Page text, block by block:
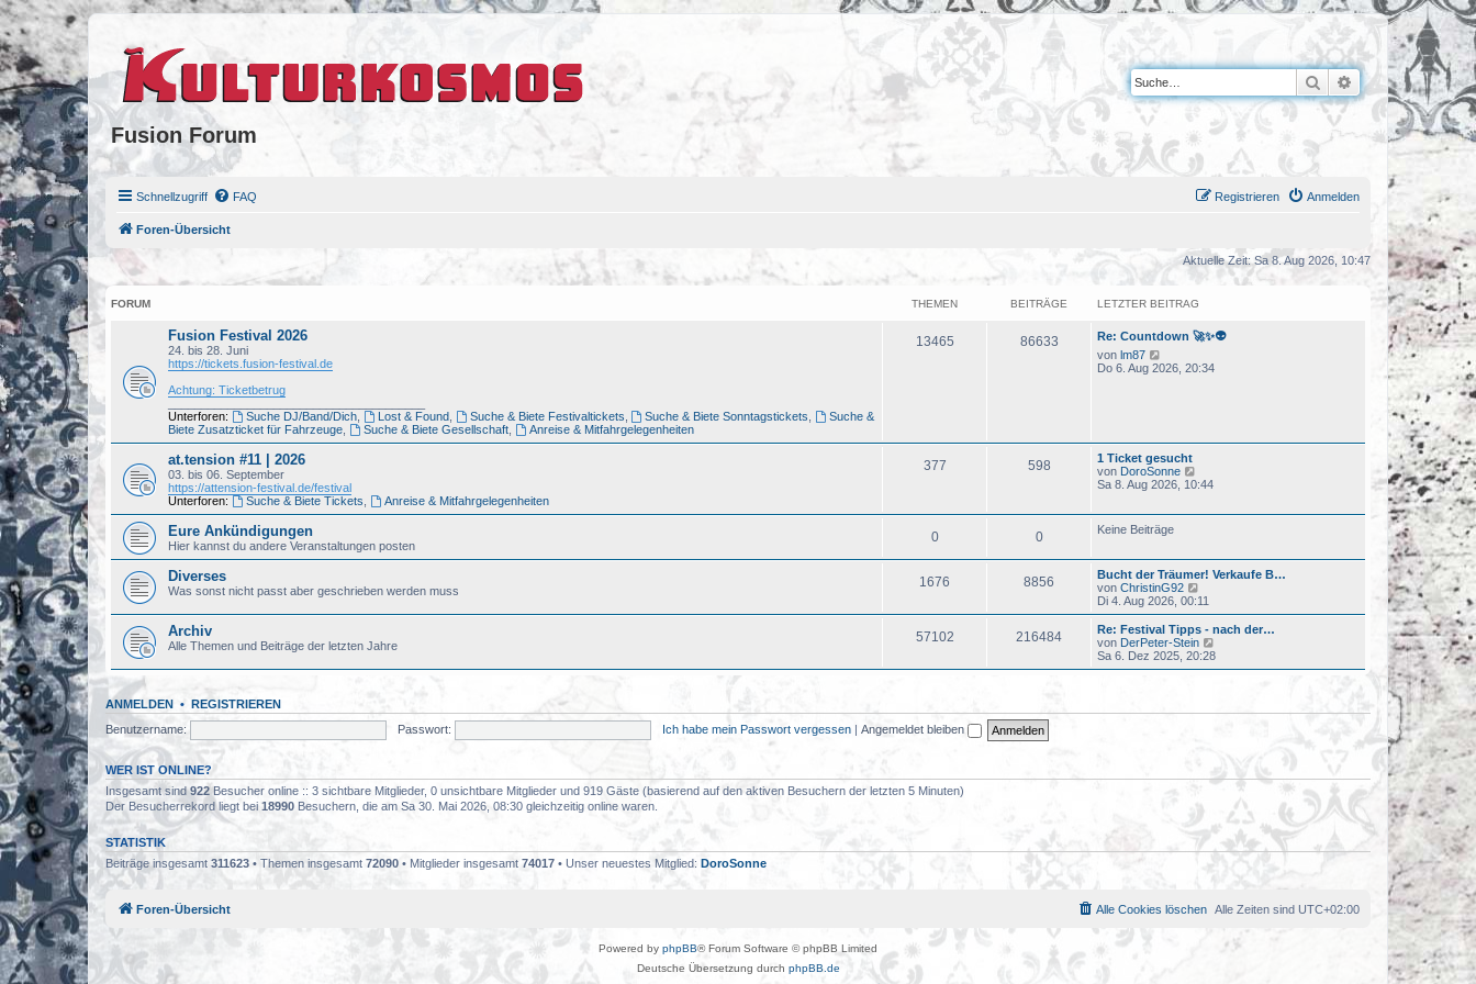
Fusion Forum
Suche Erweiterte Suche
Schnellzugriff FAQ Anmelden
Registrieren
Foren-Übersicht
Aktuelle Zeit: Sa 8. Aug 2026, 10:47
FORUM THEMEN BEITRÄGE LETZTER BEITRAG
Fusion Festival 2026
24. bis 28. Juni
https://tickets.fusion-festival.de
Achtung: Ticketbetrug
Unterforen:
Suche DJ/Band/Dich, Lost & Found, Suche & Biete Festivaltickets Suche & Biete Sonntagstickets
Suche &
Biete Zusatzticket für Fahrzeuge
Suche & Biete Gesellschaft, Anreise & Mitfahrgelegenheiten
13465 86633
Re: Countdown 🚀✨👽
von lm87
e
r
B
e
i
r
a
g
Do 6. Aug 2026, 20:34
at.tension #11 | 2026
03. bis 06. September
https://attension-festival.de/festival
Unterforen:
Suche & Biete Tickets Anreise & Mitfahrgelegenheiten
377 598
1 Ticket gesucht
von DoroSonne
e
r
B
e
i
t
r
a
g
Sa 8. Aug 2026, 10:44
Eure Ankündigungen
Hier kannst du andere Veranstaltungen posten
0 0 Keine Beiträge
Diverses
Was sonst nicht passt aber geschrieben werden muss
1676 8856
Bucht der Träumer! Verkaufe B…
von ChristinG92
e
u
e
s
t
i
Di 4. Aug 2026, 00:11
Archiv
Alle Themen und Beiträge der letzten Jahre
57102 216484
Re: Festival Tipps - nach der…
von DerPeter-Stein
e
u
t
g
Sa 6. Dez 2025, 20:28
ANMELDEN • REGISTRIEREN
Benutzername:
Passwort: Ich habe mein Passwort vergessen | Angemeldet bleiben
WER IST ONLINE?
Insgesamt sind922Besucher online :: 3 sichtbare Mitglieder, 0 unsichtbare Mitglieder und 919 Gäste (basierend auf den aktiven Besuchern der letzten 5 Minuten)
Der Besucherrekord liegt bei 18990 Besuchern, die am Sa 30. Mai 2026, 08:30 gleichzeitig online waren.
STATISTIK
Beiträge insgesamt 311623 • Themen insgesamt 72090 • Mitglieder insgesamt 74017 • Unser neuestes Mitglied: DoroSonne
Foren-Übersicht Alle Zeiten sind UTC+02:00
Alle Cookies löschen
Powered by phpBB® Forum Software © phpBB Limited
Deutsche Übersetzung durch phpBB.de